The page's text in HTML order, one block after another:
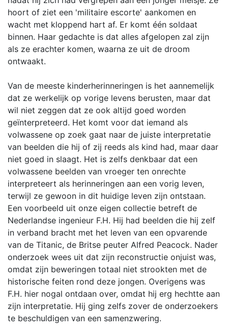
hoort of ziet een 'militaire escorte' aankomen en
wacht met kloppend hart af. Er komt één soldaat
binnen. Haar gedachte is dat alles afgelopen zal zijn
als ze erachter komen, waarna ze uit de droom
ontwaakt.
Van de meeste kinderherinneringen is het aannemelijk
dat ze werkelijk op vorige levens berusten, maar dat
wil niet zeggen dat ze ook altijd goed worden
geïnterpreteerd. Het komt voor dat iemand als
volwassene op zoek gaat naar de juiste interpretatie
van beelden die hij of zij reeds als kind had, maar daar
niet goed in slaagt. Het is zelfs denkbaar dat een
volwassene beelden van vroeger ten onrechte
interpreteert als herinneringen aan een vorig leven,
terwijl ze gewoon in dit huidige leven zijn ontstaan.
Een voorbeeld uit onze eigen collectie betreft de
Nederlandse ingenieur F.H. Hij had beelden die hij zelf
in verband bracht met het leven van een opvarende
van de Titanic, de Britse peuter Alfred Peacock. Nader
onderzoek wees uit dat zijn reconstructie onjuist was,
omdat zijn beweringen totaal niet strookten met de
historische feiten rond deze jongen. Overigens was
F.H. hier nogal ontdaan over, omdat hij erg hechtte aan
zijn interpretatie. Hij ging zelfs zover de onderzoekers
te beschuldigen van een samenzwering.